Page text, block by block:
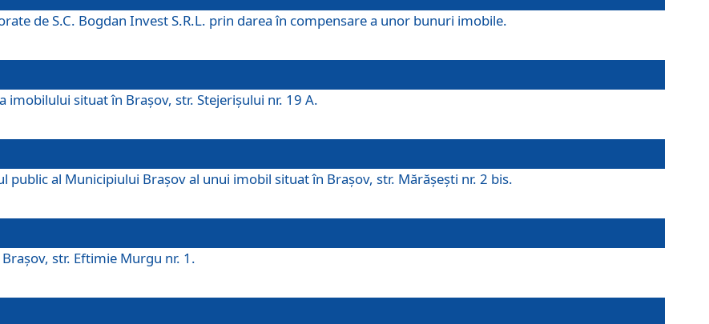
de S.C. Bogdan Invest S.R.L. prin darea în compensare a unor bunuri imobile.
situat în Braşov, str. Stejerişului nr. 19 A.
al Municipiului Braşov al unui imobil situat în Braşov, str. Mărăşeşti nr. 2 bis.
str. Eftimie Murgu nr. 1.